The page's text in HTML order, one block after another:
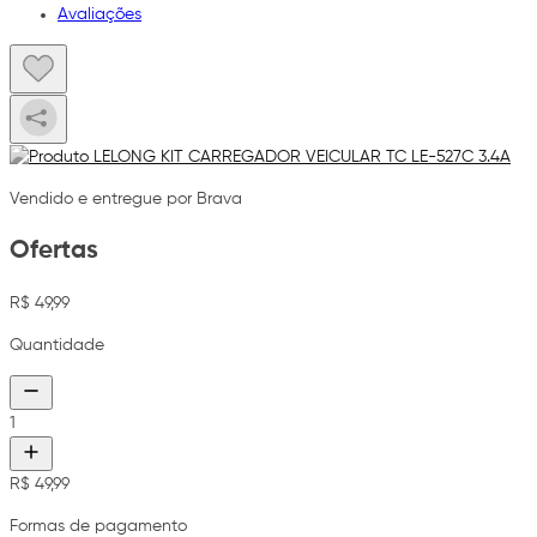
Avaliações
Vendido e entregue por Brava
Ofertas
R$ 49,99
Quantidade
1
R$ 49,99
Formas de pagamento